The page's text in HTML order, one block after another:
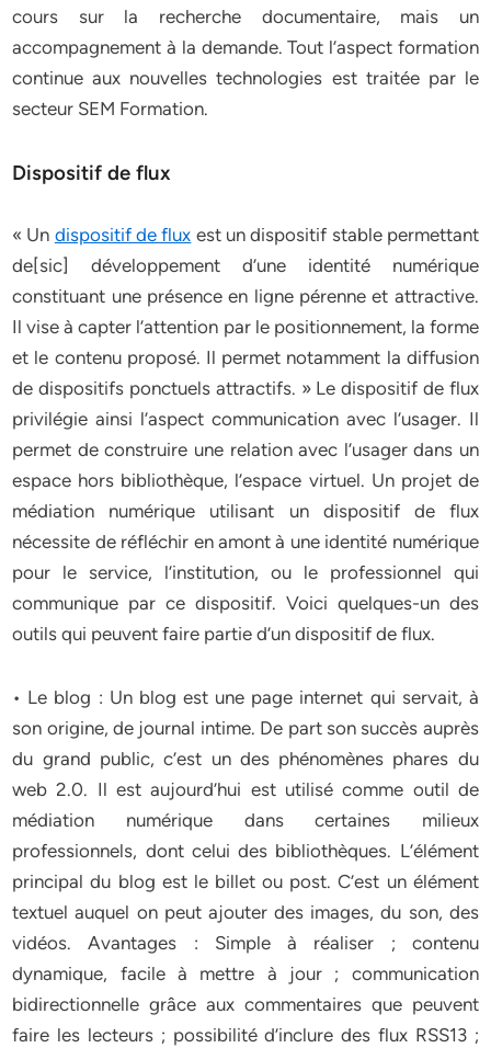
cours sur la recherche documentaire, mais un
accompagnement à la demande. Tout l’aspect formation
continue aux nouvelles technologies est traitée par le
secteur SEM Formation.
Dispositif de flux
« Un dispositif de flux est un dispositif stable permettant
de[sic] développement d’une identité numérique
constituant une présence en ligne pérenne et attractive.
Il vise à capter l’attention par le positionnement, la forme
et le contenu proposé. Il permet notamment la diffusion
de dispositifs ponctuels attractifs. » Le dispositif de flux
privilégie ainsi l’aspect communication avec l’usager. Il
permet de construire une relation avec l’usager dans un
espace hors bibliothèque, l’espace virtuel. Un projet de
médiation numérique utilisant un dispositif de flux
nécessite de réfléchir en amont à une identité numérique
pour le service, l’institution, ou le professionnel qui
communique par ce dispositif. Voici quelques-un des
outils qui peuvent faire partie d’un dispositif de flux.
• Le blog : Un blog est une page internet qui servait, à
son origine, de journal intime. De part son succès auprès
du grand public, c’est un des phénomènes phares du
web 2.0. Il est aujourd’hui est utilisé comme outil de
médiation numérique dans certaines milieux
professionnels, dont celui des bibliothèques. L’élément
principal du blog est le billet ou post. C’est un élément
textuel auquel on peut ajouter des images, du son, des
vidéos. Avantages : Simple à réaliser ; contenu
dynamique, facile à mettre à jour ; communication
bidirectionnelle grâce aux commentaires que peuvent
faire les lecteurs ; possibilité d’inclure des flux RSS13 ;